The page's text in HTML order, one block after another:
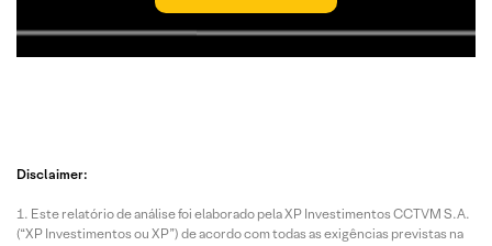
Disclaimer:
Este relatório de análise foi elaborado pela XP Investimentos CCTVM S.A.
(“XP Investimentos ou XP”) de acordo com todas as exigências previstas na